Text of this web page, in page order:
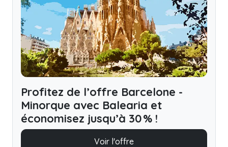
Profitez de l’offre Barcelone -
Minorque avec Balearia et
économisez jusqu’à 30 % !
Voir l'offre